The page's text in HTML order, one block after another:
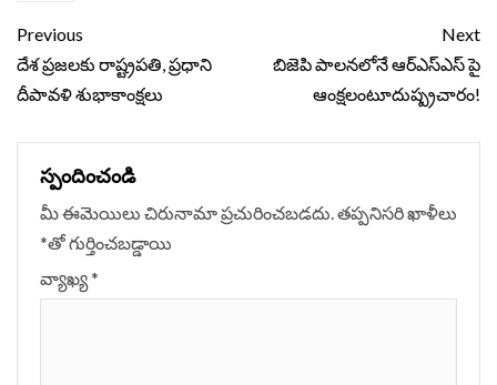
Continue
Reading
Previous
దేశ ప్రజలకు రాష్ట్రపతి, ప్రధాని
దీపావళి శుభాకాంక్షలు
Next
బిజెపి పాలనలోనే ఆర్ఎస్ఎస్ పై
ఆంక్షలంటూదుష్ప్రచారం!
స్పందించండి
మీ ఈమెయిలు చిరునామా ప్రచురించబడదు.తప్పనిసరి ఖాళీలు
*‌తో గుర్తించబడ్డాయి
వ్యాఖ్య*